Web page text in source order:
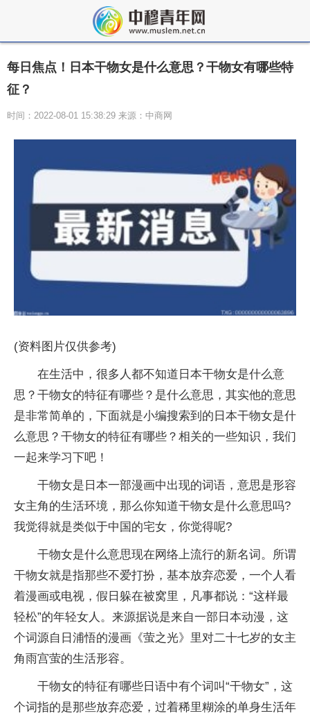
每日焦点！日本干物女是什么意思？干物女有哪些特
征？
时间：2022-08-01 15:38:29 来源：中商网
(资料图片仅供参考)
在生活中，很多人都不知道日本干物女是什么意
思？干物女的特征有哪些？是什么意思，其实他的意思
是非常简单的，下面就是小编搜索到的日本干物女是什
么意思？干物女的特征有哪些？相关的一些知识，我们
一起来学习下吧！
干物女是日本一部漫画中出现的词语，意思是形容
女主角的生活环境，那么你知道干物女是什么意思吗?
我觉得就是类似于中国的宅女，你觉得呢?
干物女是什么意思现在网络上流行的新名词。所谓
干物女就是指那些不爱打扮，基本放弃恋爱，一个人看
着漫画或电视，假日躲在被窝里，凡事都说：“这样最
轻松”的年轻女人。来源据说是来自一部日本动漫，这
个词源自日浦悟的漫画《萤之光》里对二十七岁的女主
角雨宫萤的生活形容。
干物女的特征有哪些日语中有个词叫“干物女”，这
个词指的是那些放弃恋爱，过着稀里糊涂的单身生活年